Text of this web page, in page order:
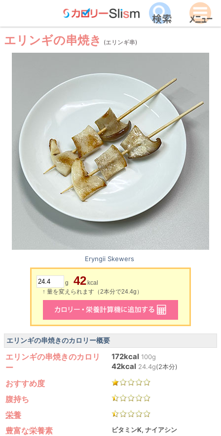
エリンギの串焼き (エリンギ串)
Eryngii Skewers
g 42 kcal
↑ 量を変えられます（2本分で24.4g）
エリンギの串焼きのカロリー概要
エリンギの串焼きのカロリ
ー
172kcal 100g
42kcal 24.4g(2本分)
おすすめ度
腹持ち
栄養
豊富な栄養素
ビタミンK, ナイアシン